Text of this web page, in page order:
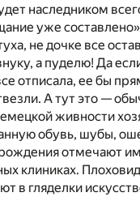
наследником
уже
не дочке все
а пуделю! Да
отписала, ее бы
А тут это —
живности
обувь, шубы,
отмечают
клиниках.
в гляделки